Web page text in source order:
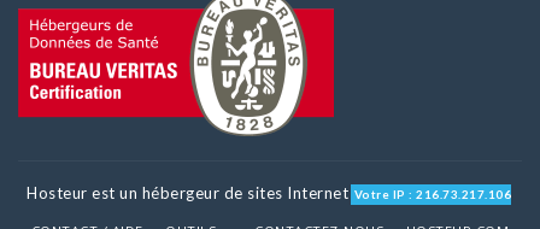
Hosteur est un hébergeur de sites Internet Votre IP : 216.73.217.106